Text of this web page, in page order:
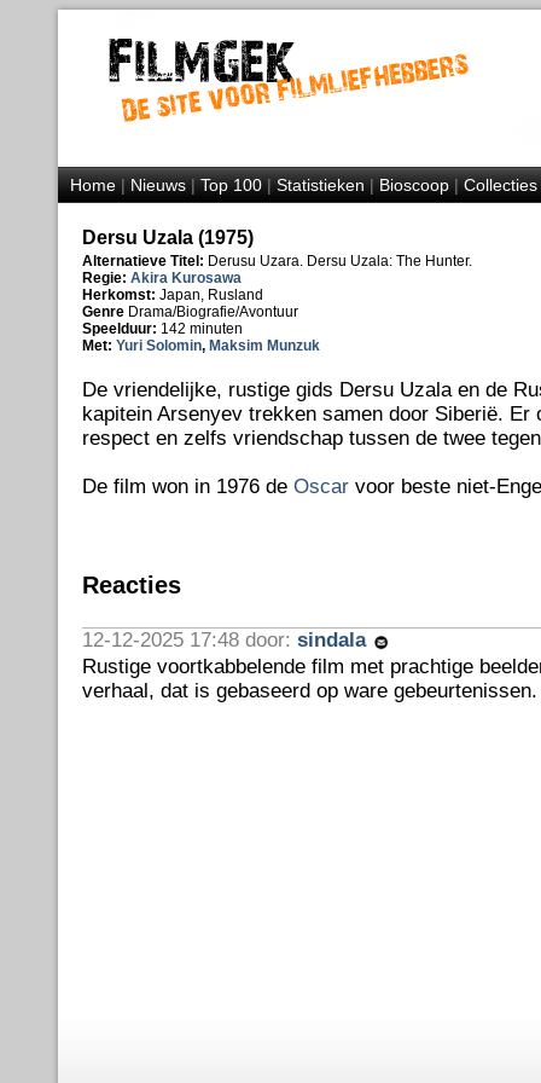
Home|Nieuws|Top 100|Statistieken|Bioscoop|Collecties
Dersu Uzala (1975)
Alternatieve Titel: Derusu Uzara. Dersu Uzala: The Hunter.
Regie: Akira Kurosawa
Herkomst: Japan, Rusland
Genre Drama/Biografie/Avontuur
Speelduur: 142 minuten
Met: Yuri Solomin, Maksim Munzuk
De vriendelijke, rustige gids Dersu Uzala en de
kapitein Arsenyev trekken samen door Siberië. Er
respect en zelfs vriendschap tussen de twee
De film won in 1976 de Oscarvoor beste niet-
Reacties
12-12-2025 17:48 door: sindala
Rustige voortkabbelende film met prachtige
verhaal, dat is gebaseerd op ware gebeurtenissen.